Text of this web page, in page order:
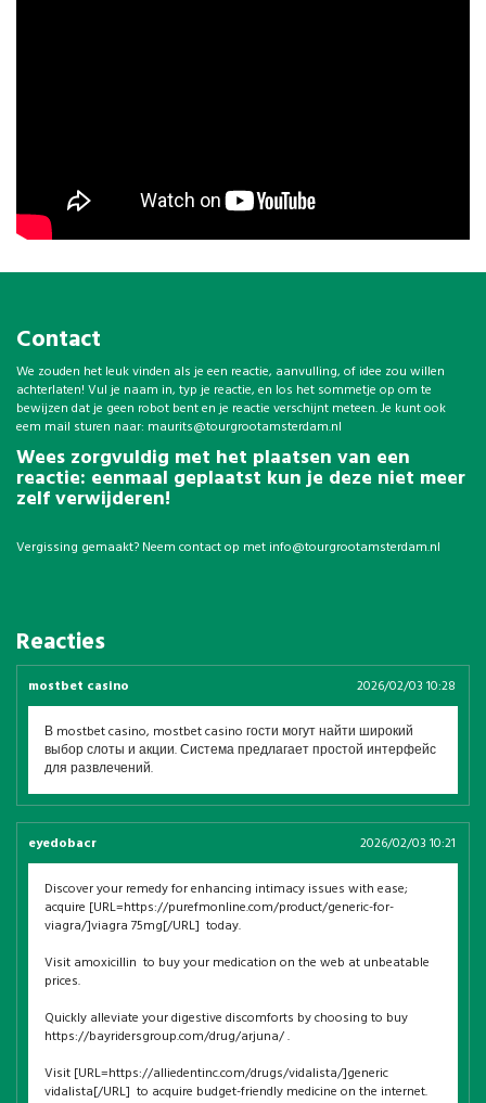
Contact
We zouden het leuk vinden als je een reactie, aanvulling, of idee zou willen
achterlaten! Vul je naam in, typ je reactie, en los het sommetje op om te
bewijzen dat je geen robot bent en je reactie verschijnt meteen. Je kunt ook
eem mail sturen naar: maurits@tourgrootamsterdam.nl
Wees zorgvuldig met het plaatsen van een
reactie: eenmaal geplaatst kun je deze niet meer
zelf verwijderen!
Vergissing gemaakt? Neem contact op met info@tourgrootamsterdam.nl
Reacties
mostbet casino 2026/02/03 10:28
В mostbet casino, mostbet casino гости могут найти широкий
выбор слоты и акции. Система предлагает простой интерфейс
для развлечений.
eyedobacr 2026/02/03 10:21
Discover your remedy for enhancing intimacy issues with ease;
acquire [URL=https://purefmonline.com/product/generic-for-
viagra/]viagra 75mg[/URL] today.
Visit amoxicillin to buy your medication on the web at unbeatable
prices.
Quickly alleviate your digestive discomforts by choosing to buy
https://bayridersgroup.com/drug/arjuna/ .
Visit [URL=https://alliedentinc.com/drugs/vidalista/]generic
vidalista[/URL] to acquire budget-friendly medicine on the internet.